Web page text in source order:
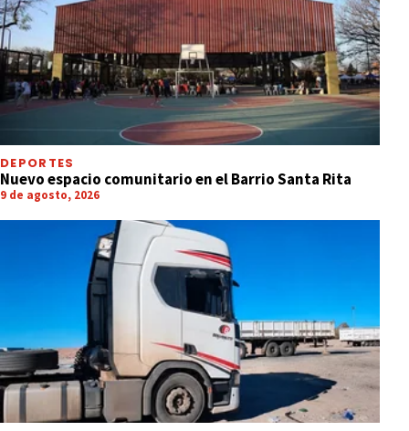
DEPORTES
Nuevo espacio comunitario en el Barrio Santa Rita
9 de agosto, 2026